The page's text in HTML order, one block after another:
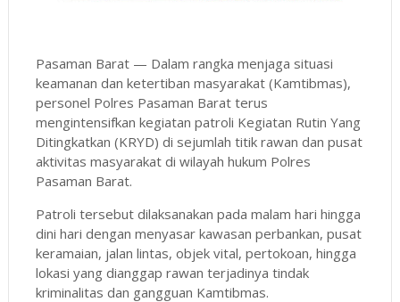
Pasaman Barat — Dalam rangka menjaga situasi
keamanan dan ketertiban masyarakat (Kamtibmas),
personel Polres Pasaman Barat terus
mengintensifkan kegiatan patroli Kegiatan Rutin Yang
Ditingkatkan (KRYD) di sejumlah titik rawan dan pusat
aktivitas masyarakat di wilayah hukum Polres
Pasaman Barat.
Patroli tersebut dilaksanakan pada malam hari hingga
dini hari dengan menyasar kawasan perbankan, pusat
keramaian, jalan lintas, objek vital, pertokoan, hingga
lokasi yang dianggap rawan terjadinya tindak
kriminalitas dan gangguan Kamtibmas.